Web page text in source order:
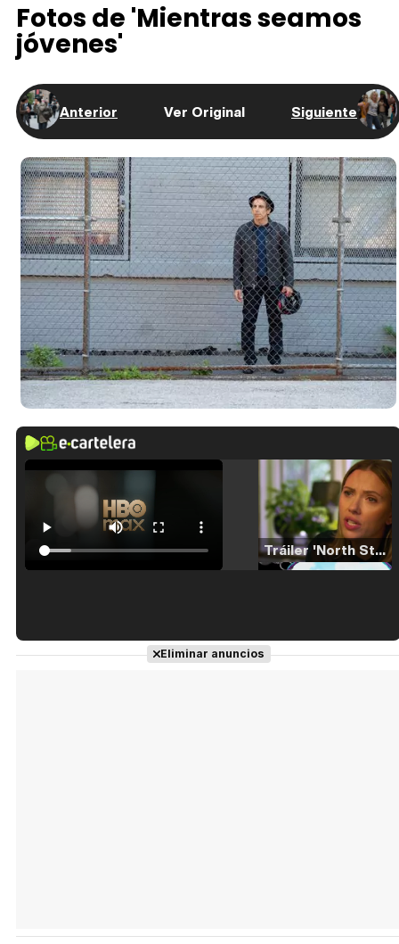
Fotos de 'Mientras seamos
jóvenes'
Anterior Ver Original Siguiente
Tráiler 'North Star' (2023)
Tráiler en español de 'La isla olvidada'
Eliminar anuncios